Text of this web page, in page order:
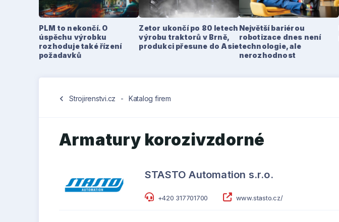
PLM to nekončí. O
úspěchu výrobku
rozhoduje také řízení
požadavků
Zetor ukončí po 80 letech
výrobu traktorů v Brně,
produkci přesune do Asie
Největší bariérou
robotizace dnes není
technologie, ale
nerozhodnost
chevron_left Strojirenstvi.cz - Katalog firem
Armatury korozivzdorné
STASTO Automation s.r.o.
+420 317701700 www.stasto.cz/